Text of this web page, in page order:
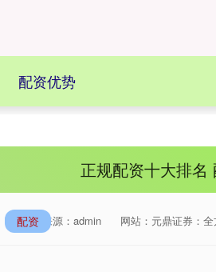
配资优势
正规配资十大排名
配资 来源：admin 网站：元鼎证券：